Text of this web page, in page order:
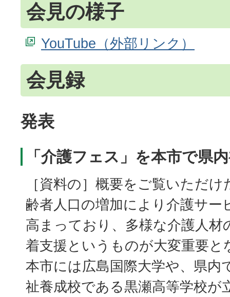
会見の様子
YouTube
会見録
発表
「介護フェス」を本市で県
［資料の］概要をご覧いただ
齢者人口の増加により介護サー
高まっており、多様な介護人材
着支援というものが大変重要と
本市には広島国際大学や、県内
祉養成校である黒瀬高等学校が